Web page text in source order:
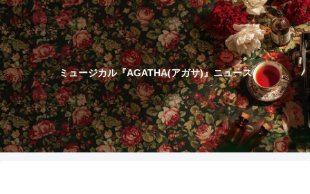
ミュージカル『AGATHA(アガサ)』ニュース